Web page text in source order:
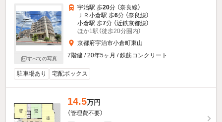
すべての写真
宇治駅 歩20分 （奈良線）
ＪＲ小倉駅 歩6分 （奈良線）
小倉駅 歩7分 （近鉄京都線）
ほか1駅（徒歩20分圏内）
京都府宇治市小倉町東山
7階建 / 20年5ヶ月 / 鉄筋コンクリート
駐車場あり 宅配ボックス
14.5万円
（管理費不要）